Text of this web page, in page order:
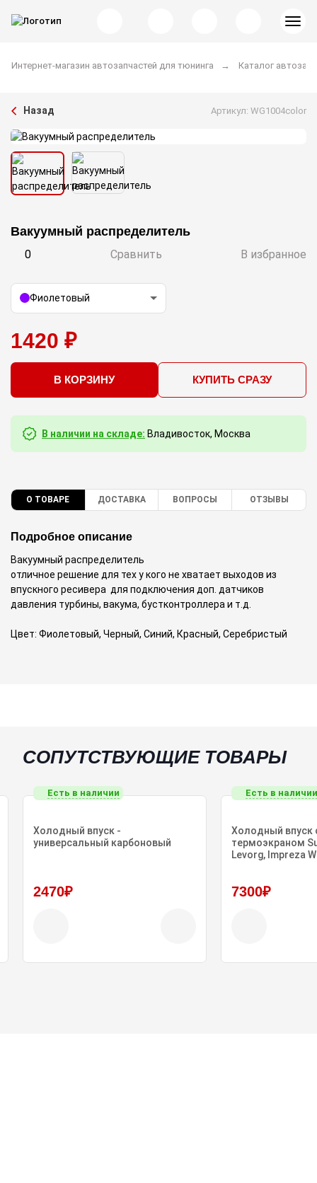
Интернет-магазин автозапчастей для тюнинга Каталог
Назад Артикул: WG1004color
Вакуумный распределитель
0 Сравнить В избранное
Фиолетовый
1420 ₽
В КОРЗИНУ КУПИТЬ СРАЗУ
В наличии на складе: Владивосток, Москва
О ТОВАРЕ ДОСТАВКА ВОПРОСЫ ОТЗЫВЫ
Подробное описание
Вакуумный распределитель
отличное решение для тех у кого не хватает выходов из
впускного ресивера для подключения доп. датчиков
давления турбины, вакума, бустконтроллера и т.д.
Цвет: Фиолетовый, Черный, Синий, Красный, Серебристый
СОПУТСТВУЮЩИЕ ТОВАРЫ
Есть в наличии
Холодный впуск -
универсальный карбоновый
2470₽
Есть в наличии
Холодный впуск
термоэкраном
Levorg, Impreza
7300₽